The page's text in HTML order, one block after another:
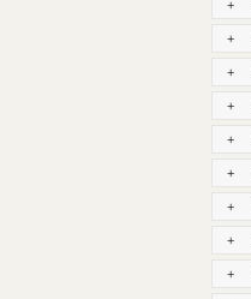
+
+
+
+
+
+
+
+
+